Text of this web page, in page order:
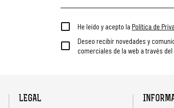
He leído y acepto la Política de
Deseo recibir novedades y
comerciales de la web a través
LEGAL